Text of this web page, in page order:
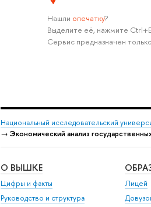
Нашли опечатку?
Выделите её, нажмите
Сервис предназначен
Национальный исследовательский
→ Экономический анализ
О ВЫШКЕ
Цифры и факты
Руководство и структура
Лицей